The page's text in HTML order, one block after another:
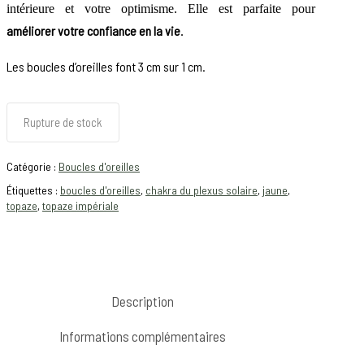
intérieure et votre optimisme. Elle est parfaite pour
améliorer votre confiance en la vie.
Les boucles d’oreilles font 3 cm sur 1 cm.
Rupture de stock
Catégorie : Boucles d'oreilles
Étiquettes : boucles d'oreilles, chakra du plexus solaire, jaune,
topaze, topaze impériale
Description
Informations complémentaires